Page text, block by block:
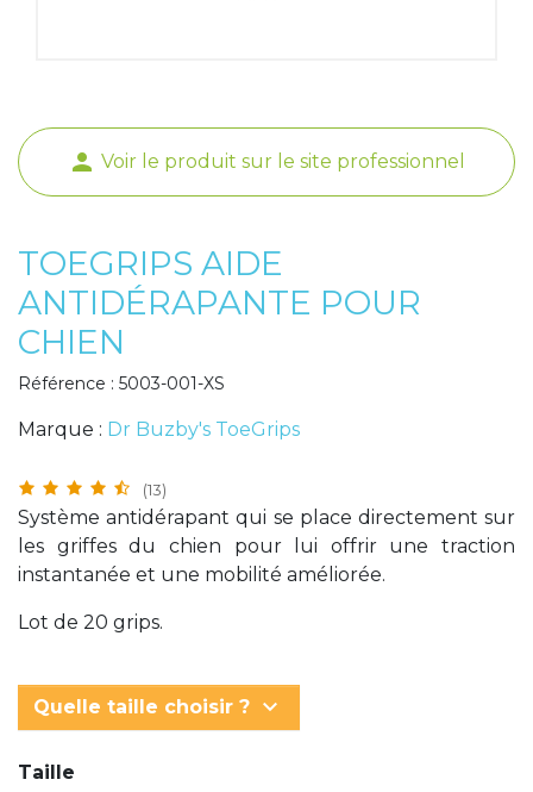
person Voir le produit sur le site professionnel
TOEGRIPS AIDE
ANTIDÉRAPANTE POUR
CHIEN
Référence : 5003-001-XS
Marque : Dr Buzby's ToeGrips
(13)
Système antidérapant qui se place directement sur
les griffes du chien pour lui offrir une traction
instantanée et une mobilité améliorée.
Lot de 20 grips.
Quelle taille choisir ? keyboard_arrow_down
Taille